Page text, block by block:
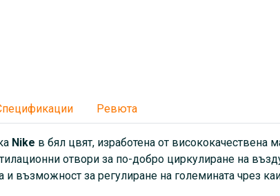
Ревюта
Nike в бял цвят, изработена от висококачествена
отвори за по-добро циркулиране на
и възможност за регулиране на големината чрез